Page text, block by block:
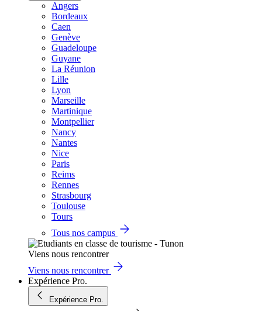
Angers
Bordeaux
Caen
Genève
Guadeloupe
Guyane
La Réunion
Lille
Lyon
Marseille
Martinique
Montpellier
Nancy
Nantes
Nice
Paris
Reims
Rennes
Strasbourg
Toulouse
Tours
Tous nos campus
Viens nous rencontrer
Viens nous rencontrer
Expérience Pro.
Expérience Pro.